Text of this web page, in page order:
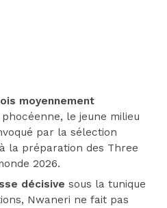
moyennement
le jeune milieu
par la sélection
la préparation des Three
2026.
décisive sous la tunique
Nwaneri ne fait pas